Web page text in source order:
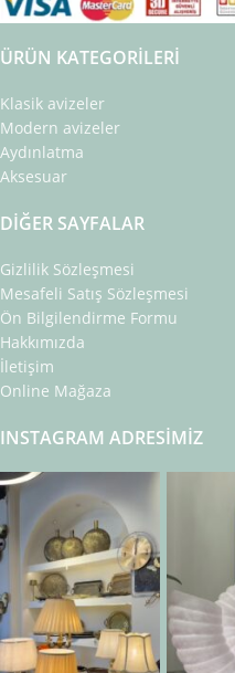
ÜRÜN KATEGORILERI
Klasik avizeler
Modern avizeler
Aydınlatma
Aksesuar
DIĞER SAYFALAR
Gizlilik Sözleşmesi
Mesafeli Satış Sözleşmesi
Ön Bilgilendirme Formu
Hakkımızda
İletişim
Online Mağaza
INSTAGRAM ADRESIMIZ